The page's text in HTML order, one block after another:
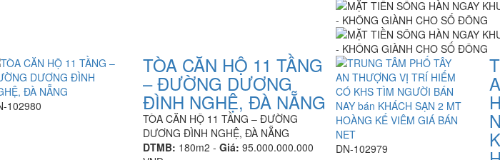
102980
TÒA CĂN HỘ 11 TẦNG
– ĐƯỜNG DƯƠNG
ĐÌNH NGHỆ, ĐÀ NẴNG
TÒA CĂN HỘ 11 TẦNG – ĐƯỜNG
DƯƠNG ĐÌNH NGHỆ, ĐÀ NẴNG
DTMB: 180m2 - Giá: 95.000.000.000
DN-102979